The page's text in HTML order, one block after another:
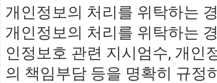
개인정보의 처리를 위탁하는
개인정보의 처리를 위탁하는
인정보호 관련 지시엄수, 개인
의 책임부담 등을 명확히 규정